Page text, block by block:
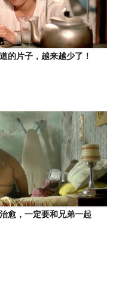
的片子，越来越少了！
愈，一定要和兄弟一起